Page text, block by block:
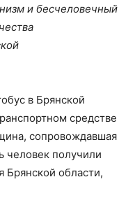
и бесчеловечный
в Брянской
средстве
сопровождавшая
человек получили
Брянской области,